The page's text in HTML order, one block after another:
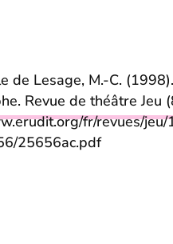
de Lesage, M.-C. (1998).
. Revue de théâtre Jeu
fr/revues/
25656ac.pdf